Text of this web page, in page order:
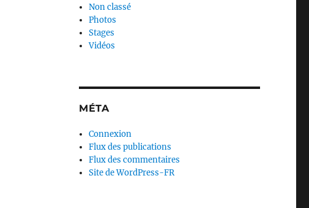
Non classé
Photos
Stages
Vidéos
MÉTA
Connexion
Flux des publications
Flux des commentaires
Site de WordPress-FR